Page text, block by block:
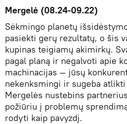
Mergelė (08.24-09.22)
Sėkmingo planetų
pasiekti gerų rezultatų, o šis
kupinas teigiamų akimirkų.
pagal planą ir negalvoti apie
machinacijas — jūsų
nekenksmingi ir sugeba
Mergelės nustebins
požiūriu į problemų
rodyti kaip pavyzdį.